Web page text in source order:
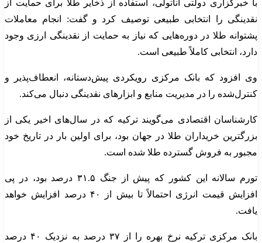
با خبرگزاری دولتی آناتولی، استفاده از ذخایر طلا برای حمایت از
نقدینگی را انتخابی طبیعی توصیف کرد و گفت: انجام معاملات
پشتوانه طلا در دوره‌هایی که نیاز به حمایت از نقدینگی ارزی وجود
دارد، انتخابی کاملاً طبیعی است.
وی افزود که بانک مرکزی رویکردی پیش‌دستانه، انعطاف‌پذیر و
کنترل‌شده را در مدیریت منابع و ابزارهای نقدینگی دنبال می‌کند.
کارشناسان اقتصادی می‌گویند ترکیه که در سال‌های اخیر یکی از
بزرگترین خریداران طلا در جهان بود، برای اولین بار در تاریخ خود
مجبور به فروش گسترده طلا شده است.
تورم سالانه این کشور که پیش از جنگ ۳۱.۵ درصد بود، در پی
افزایش قیمت انرژی احتمالاً تا بیش از ۴۰ درصد افزایش خواهد
یافت.
بانک مرکزی ترکیه نرخ بهره را از ۳۷ درصد به نزدیک ۴۰ درصد